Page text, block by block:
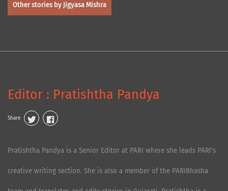
Other stories by Jigyasa Mishra
Editor : Pratishtha Pandya
Share
Pratishtha Pandya is a Senior Editor at PARI where she leads PARI's
creative writing section. She is also a member of the PARIBhasha